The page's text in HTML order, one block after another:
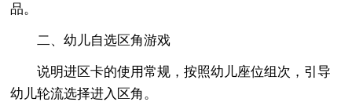
品。
二、幼儿自选区角游戏
说明进区卡的使用常规，按照幼儿座位组次，引导
幼儿轮流选择进入区角。